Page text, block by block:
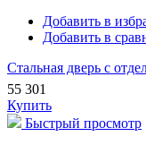
Добавить в
Добавить в
Стальная дверь с
55 301
Купить
Быстрый просмотр